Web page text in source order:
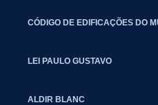
CÓDIGO DE EDIFICAÇÕES DO
LEI PAULO GUSTAVO
ALDIR BLANC